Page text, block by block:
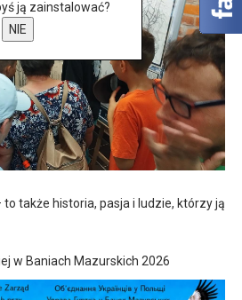
także historia, pasja i ludzie, którzy ją
w Baniach Mazurskich 2026
ją zainstalować?
NIE